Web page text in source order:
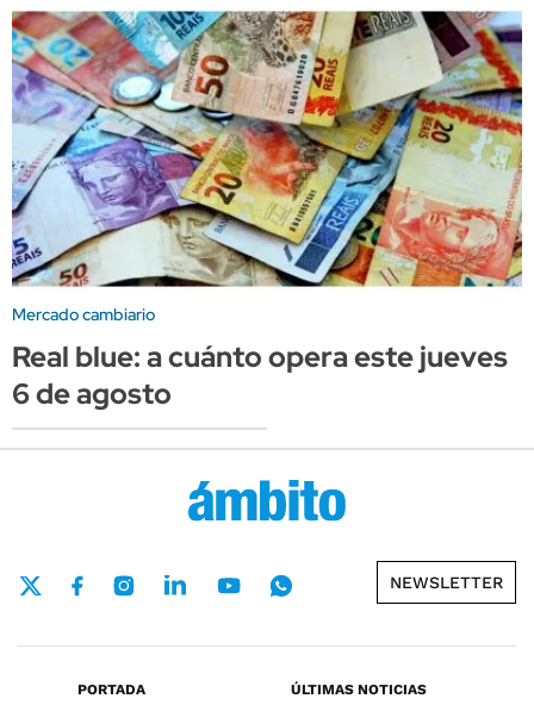
Mercado cambiario
Real blue: a cuánto opera este jueves
6 de agosto
NEWSLETTER
PORTADA
ÚLTIMAS NOTICIAS